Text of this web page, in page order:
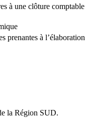
à une clôture comptable
prenantes à l’élaboration
la Région SUD.